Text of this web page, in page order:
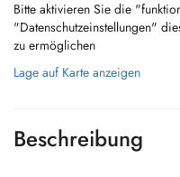
Bitte aktivieren Sie die
"Datenschutzeinstellungen"
zu ermöglichen
Lage auf Karte anzeigen
Beschreibung